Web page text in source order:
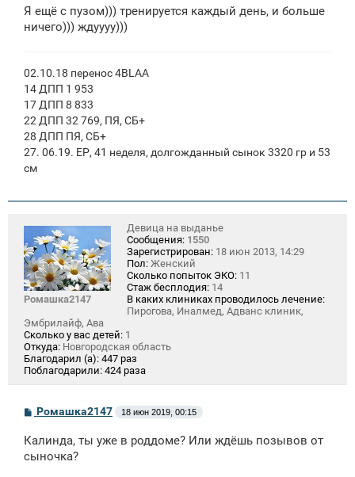
и
Я ещё с пузом))) тренируется каждый день, и больше
ничего))) ждуууу)))
02.10.18 перенос 4BLAA
14 ДПП 1 953
17 ДПП 8 833
22 ДПП 32 769, ПЯ, СБ+
28 ДПП ПЯ, СБ+
27. 06.19. ЕР, 41 неделя, долгожданный сынок 3320 гр и 53
см
Ромашка2147
Девица на выданье
Сообщения: 1550
Зарегистрирован: 18 июн 2013, 14:29
Пол: Женский
Сколько попыток ЭКО: 11
Стаж бесплодия: 14
В каких клиниках проводилось лечение:
Пирогова, Иналмед, Адванс клиник,
Эмбрилайф, Ава
Сколько у вас детей: 1
Откуда: Новгородская область
Благодарил (а): 447 раз
Поблагодарили: 424 раза
С
б
щ
Ромашка2147 18 июн 2019, 00:15
Калинда, ты уже в роддоме? Или ждёшь позывов от
сыночка?